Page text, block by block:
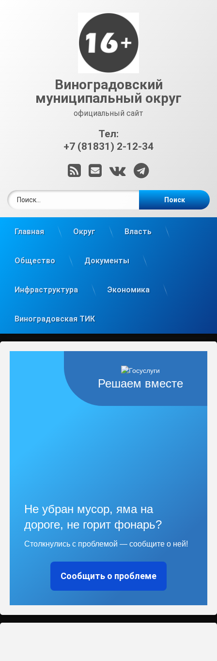
Виноградовский
муниципальный округ
официальный сайт
Тел:
+7 (81831) 2-12-34
RSSE-mailВКонтакте
Telegram
Главная Округ Власть
Общество Документы
Инфраструктура Экономика
Виноградовская ТИК
Решаем вместе
Не убран мусор, яма на
дороге, не горит фонарь?
Столкнулись с проблемой — сообщите о ней!
Сообщить о проблеме